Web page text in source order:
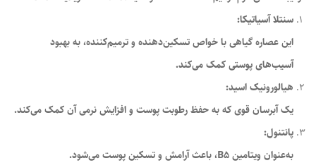
سنتلا آسیاتیکا:
این عصاره گیاهی با خواص تسکین‌دهنده و ترمیم‌کننده، به بهبود
آسیب‌های پوستی کمک می‌کند.
هیالورونیک اسید:
یک آبرسان قوی که به حفظ رطوبت پوست و افزایش نرمی آن کمک می‌کند.
پانتنول:
به‌عنوان ویتامین B5، باعث آرامش و تسکین پوست می‌شود.